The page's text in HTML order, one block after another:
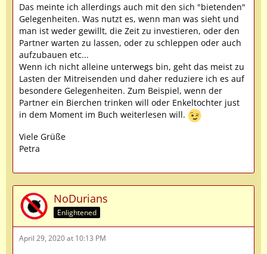
Das meinte ich allerdings auch mit den sich "bietenden"
Gelegenheiten. Was nutzt es, wenn man was sieht und
man ist weder gewillt, die Zeit zu investieren, oder den
Partner warten zu lassen, oder zu schleppen oder auch
aufzubauen etc...
Wenn ich nicht alleine unterwegs bin, geht das meist zu
Lasten der Mitreisenden und daher reduziere ich es auf
besondere Gelegenheiten. Zum Beispiel, wenn der
Partner ein Bierchen trinken will oder Enkeltochter just
in dem Moment im Buch weiterlesen will.
Viele Grüße
Petra
NoDurians
Enlightened
April 29, 2020 at 10:13 PM